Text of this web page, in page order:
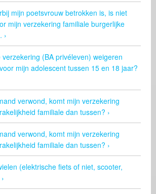
mijn poetsvrouw betrokken is, is niet
mijn verzekering familiale burgerlijke
(BA privéleven) weigeren
mijn adolescent tussen 15 en 18 jaar?
verwond, komt mijn verzekering
familiale dan tussen?
verwond, komt mijn verzekering
familiale dan tussen?
(elektrische fiets of niet, scooter,